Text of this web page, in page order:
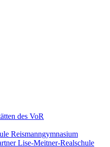
des VoR
Reismanngymnasium
Lise-Meitner-Realschule